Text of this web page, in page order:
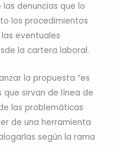
denuncias que lo
los procedimientos
eventuales
la cartera laboral.
la propuesta “es
sirvan de línea de
las problemáticas
de una herramienta
según la rama